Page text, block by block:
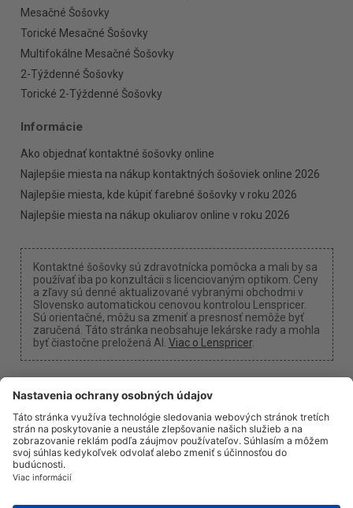
Mesačné Šošovky
Torické Mesačné Šošovky
Multifokálne Mesačné Šošovky
2-Týždenné Šošovky
Torické 2-Týždenné Šošovky
Informácie
Ako objednať kontaktné šošovky online
Najlepšie miesta na nákup kontaktných šošoviek online 2026
Najlepšie miesta, kde kúpiť farebné šošovky v roku 2026
Najlepšie miesta na nákup okuliarov online v roku 2026
Kontaktné šošovky sú zdravotnícka pomôcka a mali by sa
používať iba po konzultácii s licenciovaným optikom. Ceny
a zľavy sú denné aktualizované vybranými obchodmi v
Slovensko automatickou cenovou kontrolou Lenspricer.
Sú orientačné, môžu sa zmeniť a presnosť nemôže byť
zaručená. Táto stránka neobsahuje lekárske rady a mohla
byť čiastočne preložená AI. Viac o Lenspricer.
Nastavenia cookies
Môžeme získať províziu, ak použijete jeden z našich